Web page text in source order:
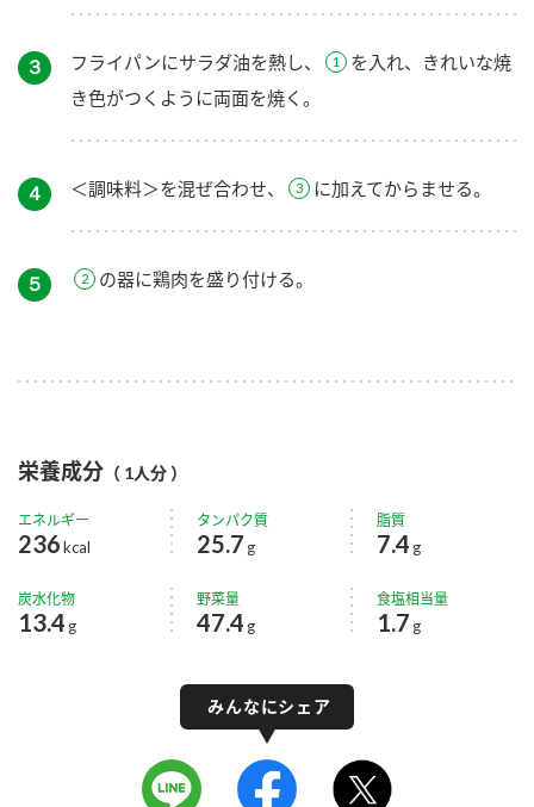
３ フライパンにサラダ油を熱し、
を入れ、きれいな焼
き色がつくように両面を焼く。
４ ＜調味料＞を混ぜ合わせ、 に加えてからませる。
５ の器に鶏肉を盛り付ける。
栄養成分 （ 1人分 ）
エネルギー
236kcal
タンパク質
25.7 g
脂質
7.4 g
炭水化物
13.4 g
野菜量
47.4 g
食塩相当量
1.7 g